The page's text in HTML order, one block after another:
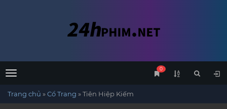
Menu
0
Trang chủ »Cổ Trang »Tiên Hiệp Kiếm